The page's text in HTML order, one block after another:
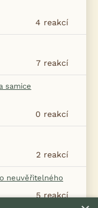
4 reakcí
7 reakcí
samice
0 reakcí
2 reakcí
neuvěřitelného
5reakcí